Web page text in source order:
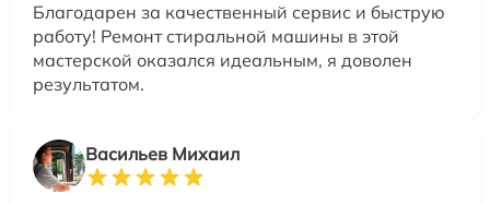
Благодарен за качественный сервис и быструю
работу! Ремонт стиральной машины в этой
мастерской оказался идеальным, я доволен
результатом.
Васильев Михаил